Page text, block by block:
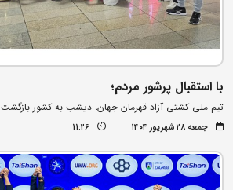
با استقبال پرشور مردم؛
تیم ملی کشتی آزاد قهرمان جهان، دیشب به کشور بازگشت
جمعه ۲۸ شهریور ۱۴۰۴ 11:26